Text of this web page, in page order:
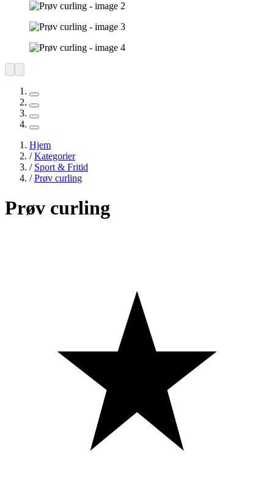
Hjem
/Kategorier
/ Sport & Fritid
/Prøv curling
Prøv curling